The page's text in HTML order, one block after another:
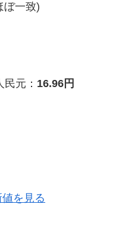
ぼ一致)
元： 16.96円
を見る